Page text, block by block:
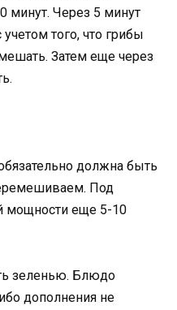
минут. Через 5 минут
того, что грибы
Затем еще через
должна быть
Под
мощности еще 5-10
зеленью. Блюдо
дополнения не